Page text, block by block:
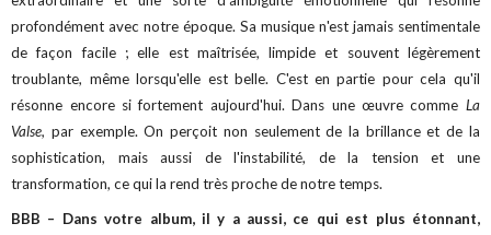
profondément avec notre époque. Sa musique n'est jamais sentimentale
de façon facile ; elle est maîtrisée, limpide et souvent légèrement
troublante, même lorsqu'elle est belle. C'est en partie pour cela qu'il
résonne encore si fortement aujourd'hui. Dans une œuvre comme La
Valse, par exemple. On perçoit non seulement de la brillance et de la
sophistication, mais aussi de l'instabilité, de la tension et une
transformation, ce qui la rend très proche de notre temps.
BBB – Dans votre album, il y a aussi, ce qui est plus étonnant,